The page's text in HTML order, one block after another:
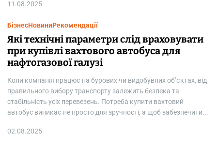
11.08.2025
БізнесНовиниРекомендації
Які технічні параметри слід враховувати
при купівлі вахтового автобуса для
нафтогазової галузі
Коли компанія працює на бурових чи видобувних об’єктах, від
правильного вибору транспорту залежить безпека та
стабільність усіх перевезень. Потреба купити вахтовий
автобус виникає не просто для зручності, а щоб забезпечити...
02.08.2025